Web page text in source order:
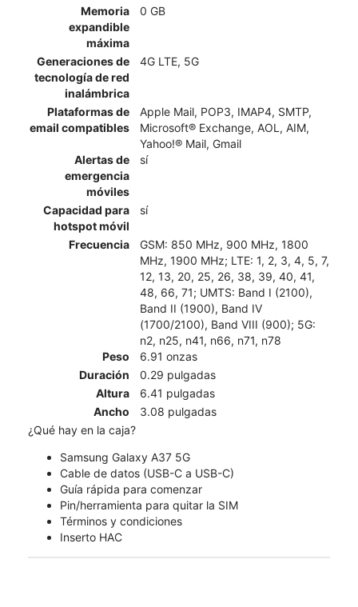
Memoria
expandible
máxima
0 GB
Generaciones de
tecnología de red
inalámbrica
4G LTE, 5G
Plataformas de
email compatibles
Apple Mail, POP3, IMAP4, SMTP,
Microsoft® Exchange, AOL, AIM,
Yahoo!® Mail, Gmail
Alertas de
emergencia
móviles
sí
Capacidad para
hotspot móvil
sí
Frecuencia
GSM: 850 MHz, 900 MHz, 1800
MHz, 1900 MHz; LTE: 1, 2, 3, 4, 5, 7,
12, 13, 20, 25, 26, 38, 39, 40, 41,
48, 66, 71; UMTS: Band I (2100),
Band II (1900), Band IV
(1700/2100), Band VIII (900); 5G:
n2, n25, n41, n66, n71, n78
Peso
6.91 onzas
Duración
0.29 pulgadas
Altura
6.41 pulgadas
Ancho
3.08 pulgadas
¿Qué hay en la caja?
Samsung Galaxy A37 5G
Cable de datos (USB-C a USB-C)
Guía rápida para comenzar
Pin/herramienta para quitar la SIM
Términos y condiciones
Inserto HAC